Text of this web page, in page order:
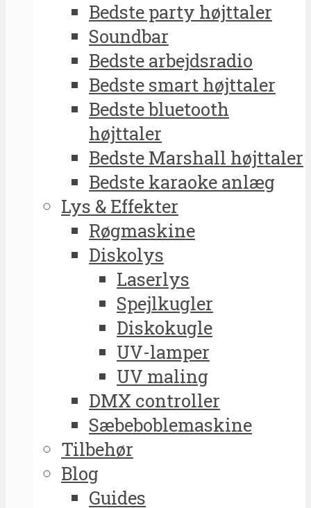
Bedste party højttaler
Soundbar
Bedste arbejdsradio
Bedste smart højttaler
Bedste bluetooth
højttaler
Bedste Marshall højttaler
Bedste karaoke anlæg
Lys & Effekter
Røgmaskine
Diskolys
Laserlys
Spejlkugler
Diskokugle
UV-lamper
UV maling
DMX controller
Sæbeboblemaskine
Tilbehør
Blog
Guides